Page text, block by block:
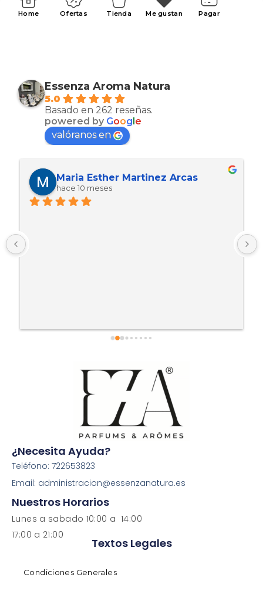
Home Ofertas Tienda Me gustan Pagar
Essenza Aroma Natura
5.0
Basado en 262 reseñas.
powered by Goog e
valóranos en
Maria Esther Martinez Arcas
hace 10 meses
¿Necesita Ayuda?
Teléfono: 722653823
Email: administracion@essenzanatura.es
Nuestros Horarios
Lunes a sabado 10:00 a 14:00
17:00 a 21:00
Textos Legales
Condiciones Generales